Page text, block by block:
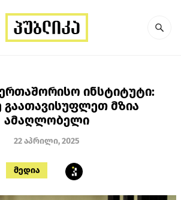
ინსტიტუტი:
გაათავისუფლეთ მზია
ამაღლობელი
22 აპრილი, 2025
მედია